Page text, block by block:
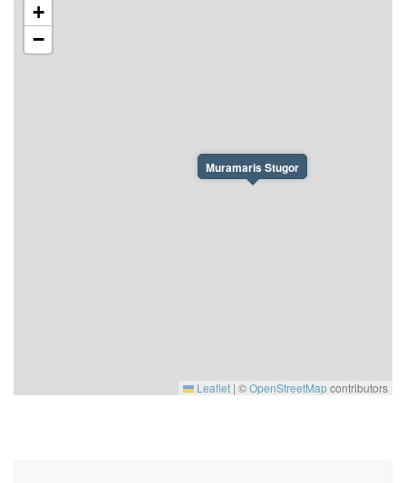
Muramaris Stugor
+
−
Leaflet | ©OpenStreetMapcontributors